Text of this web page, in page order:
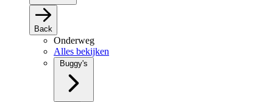
Back
Onderweg
Alles bekijken
Buggy's